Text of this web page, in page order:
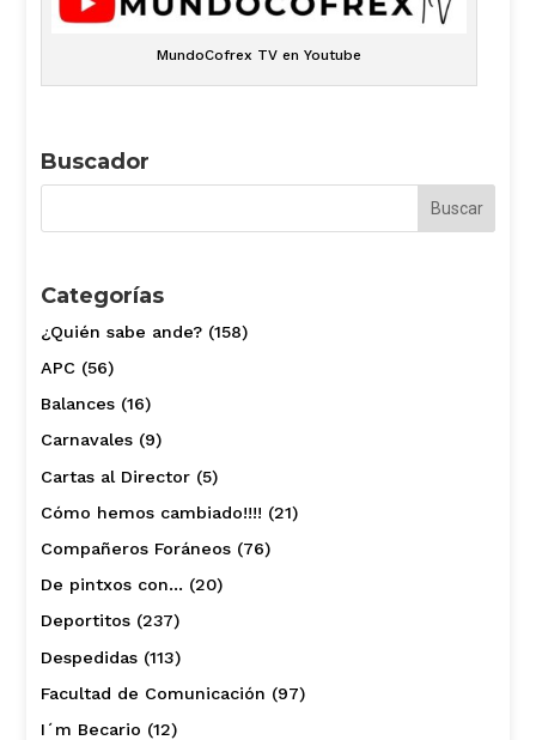
MundoCofrex TV en Youtube
Buscador
Categorías
¿Quién sabe ande?(158)
APC(56)
Balances(16)
Carnavales(9)
Cartas al Director(5)
Cómo hemos cambiado!!!! (21)
Compañeros Foráneos(76)
De pintxos con… (20)
Deportitos(237)
Despedidas(113)
Facultad de Comunicación (97)
I´m Becario (12)